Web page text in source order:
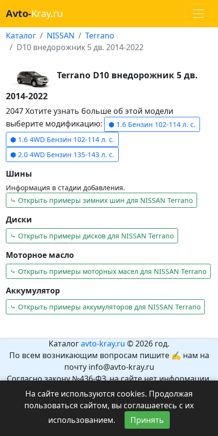
Avto-Kray.ru
Каталог NISSAN
Terrano
D10 внедорожник 5 дв. 2014-2022
Terrano D10 внедорожник 5 дв.
2014-2022
2047 Хотите узнать больше об этой модели
выберите модификацию:
⬢ 1.6 Бензин 102-114 л. с.
⬢ 1.6 4WD Бензин 102-114 л. с.
⬢ 2.0 4WD Бензин 135-143 л. с.
Шины
Информация в стадии добавления.
⤷ Открыть примеры зимних шин для NISSAN Terrano
Диски
⤷ Открыть примеры дисков для NISSAN Terrano
Моторное масло
⤷ Открыть примеры моторных масел для NISSAN Terrano
Аккумулятор
⤷ Открыть примеры аккумуляторов для NISSAN Terrano
Каталогavto-kray.ru © 2026 год.
По всем возникающим вопросам пишите ✍ нам на
почту info@avto-kray.ru
Согласно закону №436-ФЗ, на сайте нет информации,
которая может причинить вред здоровью и развитию
детей.
Рекомендуемый возраст 12+.
На сайте используются cookies. Продолжая
пользоваться сайтом, вы соглашаетесь с их
использованием.
Принять